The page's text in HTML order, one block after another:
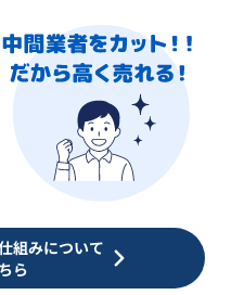
組みについて
ら